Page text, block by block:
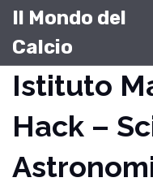
Il Mondo del
Calcio
Istituto
Hack –